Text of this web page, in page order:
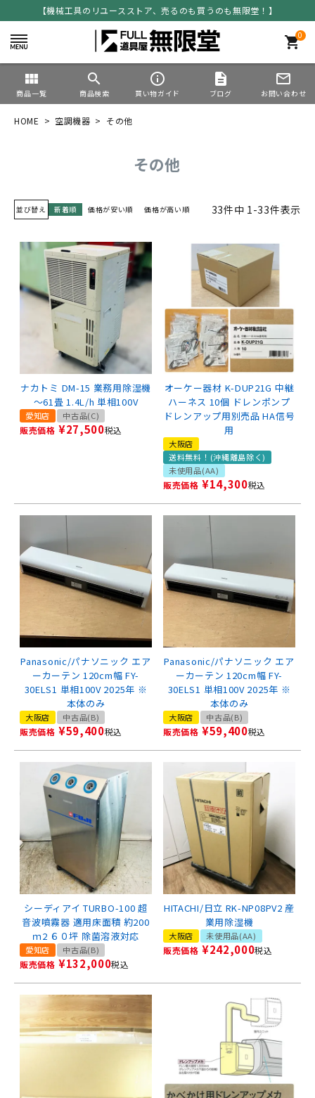
【機械工具のリユースストア、売るのも買うのも無限堂！】
0
shopping_cart
view_module
商品一覧
search
商品検索
info_outline
買い物ガイド
description
ブログ
mail_outline
お問い合わせ
HOME 空調機器 その他
その他
並び替え 新着順 価格が安い順 価格が高い順 33件中 1-33件表示
ナカトミ DM-15 業務用除湿機
～61畳 1.4L/h 単相100V
愛知店 中古品(C)
販売価格 ¥27,500税込
オーケー器材 K-DUP21G 中継
ハーネス 10個 ドレンポンプ
ドレンアップ用別売品 HA信号
用
大阪店
送料無料！(沖縄離島除く)
未使用品(AA)
販売価格 ¥14,300税込
Panasonic/パナソニック エア
ーカーテン 120cm幅 FY-
30ELS1 単相100V 2025年 ※
本体のみ
大阪店 中古品(B)
販売価格 ¥59,400税込
Panasonic/パナソニック エア
ーカーテン 120cm幅 FY-
30ELS1 単相100V 2025年 ※
本体のみ
大阪店 中古品(B)
販売価格 ¥59,400税込
シーディアイ TURBO-100 超
音波噴霧器 適用床面積 約200
ｍ2 ６０坪 除菌溶液対応
愛知店 中古品(B)
販売価格 ¥132,000税込
HITACHI/日立 RK-NP08PV2 産
業用除湿機
大阪店 未使用品(AA)
販売価格 ¥242,000税込